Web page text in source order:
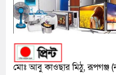
মোঃ আবু কাওছার মিঠু, রূপগঞ্জ